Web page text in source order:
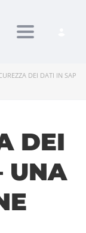
Toggle
DEI DATI IN SAP
DEI
UNA